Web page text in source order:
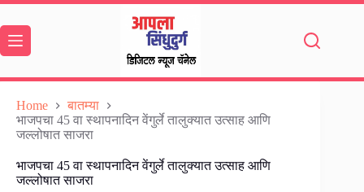
Skip
content
Home
बातम्या
भाजपचा 45 वा स्थापनादिन वेंगुर्ले तालुक्यात उत्साह आणि
जल्लोषात साजरा
भाजपचा 45 वा स्थापनादिन वेंगुर्ले तालुक्यात उत्साह आणि
जल्लोषात साजरा